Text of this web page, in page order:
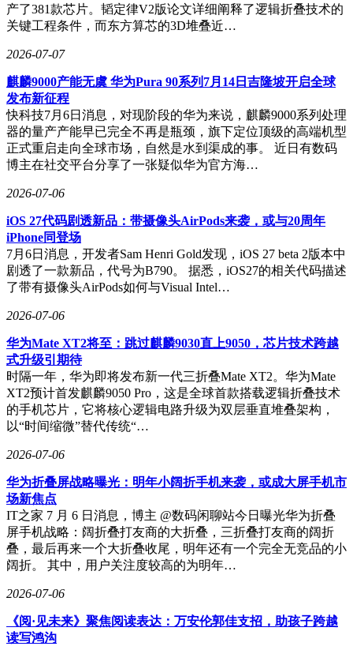
产了381款芯片。韬定律V2版论文详细阐释了逻辑折叠技术的
关键工程条件，而东方算芯的3D堆叠近…
2026-07-07
麒麟9000产能无虞 华为Pura 90系列7月14日吉隆坡开启全球
发布新征程
快科技7月6日消息，对现阶段的华为来说，麒麟9000系列处理
器的量产产能早已完全不再是瓶颈，旗下定位顶级的高端机型
正式重启走向全球市场，自然是水到渠成的事。 近日有数码
博主在社交平台分享了一张疑似华为官方海…
2026-07-06
iOS 27代码剧透新品：带摄像头AirPods来袭，或与20周年
iPhone同登场
7月6日消息，开发者Sam Henri Gold发现，iOS 27 beta 2版本中
剧透了一款新品，代号为B790。 据悉，iOS27的相关代码描述
了带有摄像头AirPods如何与Visual Intel…
2026-07-06
华为Mate XT2将至：跳过麒麟9030直上9050，芯片技术跨越
式升级引期待
时隔一年，华为即将发布新一代三折叠Mate XT2。华为Mate
XT2预计首发麒麟9050 Pro，这是全球首款搭载逻辑折叠技术
的手机芯片，它将核心逻辑电路升级为双层垂直堆叠架构，
以“时间缩微”替代传统“…
2026-07-06
华为折叠屏战略曝光：明年小阔折手机来袭，或成大屏手机市
场新焦点
IT之家 7 月 6 日消息，博主 @数码闲聊站今日曝光华为折叠
屏手机战略：阔折叠打友商的大折叠，三折叠打友商的阔折
叠，最后再来一个大折叠收尾，明年还有一个完全无竞品的小
阔折。 其中，用户关注度较高的为明年…
2026-07-06
《阅·见未来》聚焦阅读表达：万安伦郭佳支招，助孩子跨越
读写鸿沟